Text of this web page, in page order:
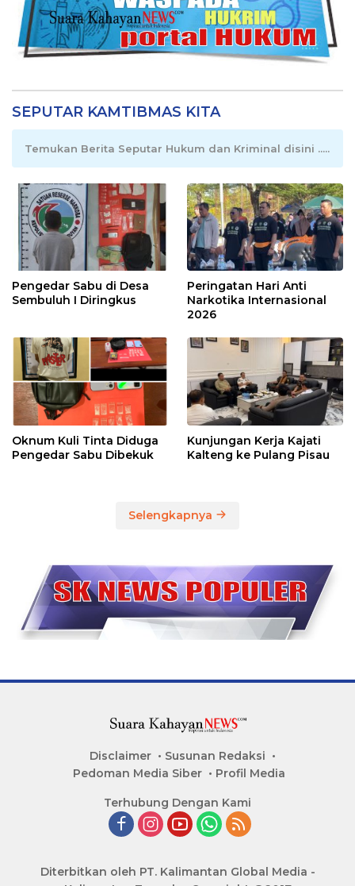
SEPUTAR KAMTIBMAS KITA
Temukan Berita Seputar Hukum dan Kriminal disini .....
Pengedar Sabu di Desa
Sembuluh I Diringkus
Peringatan Hari Anti
Narkotika Internasional
2026
Oknum Kuli Tinta Diduga
Pengedar Sabu Dibekuk
Kunjungan Kerja Kajati
Kalteng ke Pulang Pisau
Selengkapnya
Disclaimer
Susunan Redaksi
Pedoman Media Siber
Profil Media
Terhubung Dengan Kami
Diterbitkan oleh PT. Kalimantan Global Media -